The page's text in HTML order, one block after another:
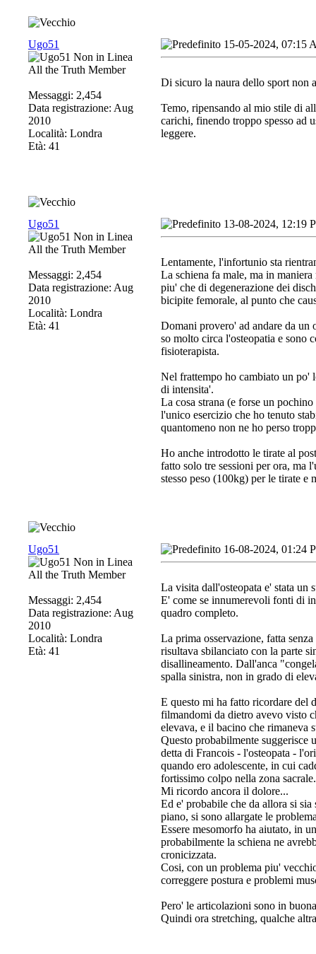
Ugo51
All the Truth Member
Messaggi: 2,454
Data registrazione: Aug
2010
Località: Londra
Età: 41
15-05-2024, 07:15
Di sicuro la naura dello sport non
Temo, ripensando al mio stile di
carichi, finendo troppo spesso ad
leggere.
Ugo51
All the Truth Member
Messaggi: 2,454
Data registrazione: Aug
2010
Località: Londra
Età: 41
13-08-2024, 12:19
Lentamente, l'infortunio sta
La schiena fa male, ma in
piu' che di degenerazione dei
bicipite femorale, al punto che
Domani provero' ad andare da un
so molto circa l'osteopatia e sono
fisioterapista.
Nel frattempo ho cambiato un po'
di intensita'.
La cosa strana (e forse un
l'unico esercizio che ho tenuto
quantomeno non ne ho perso
Ho anche introdotto le tirate al
fatto solo tre sessioni per ora, ma
stesso peso (100kg) per le tirate
Ugo51
All the Truth Member
Messaggi: 2,454
Data registrazione: Aug
2010
Località: Londra
Età: 41
16-08-2024, 01:24
La visita dall'osteopata e' stata un
E' come se innumerevoli fonti di
quadro completo.
La prima osservazione, fatta
risultava sbilanciato con la parte
disallineamento. Dall'anca
spalla sinistra, non in grado di
E questo mi ha fatto ricordare del
filmandomi da dietro avevo visto
elevava, e il bacino che rimaneva
Questo probabilmente
detta di Francois - l'osteopata -
quando ero adolescente, in cui
fortissimo colpo nella zona sacrale.
Mi ricordo ancora il dolore...
Ed e' probabile che da allora si
piano, si sono allargate le
Essere mesomorfo ha aiutato, in
probabilmente la schiena ne
cronicizzata.
Cosi, con un problema piu'
correggere postura e problemi
Pero' le articolazioni sono in
Quindi ora stretching, qualche